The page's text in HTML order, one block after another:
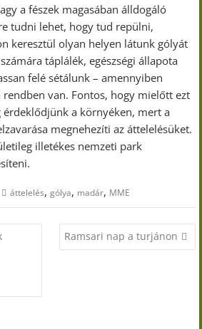
a fészek magasában álldogáló
tudni lehet, hogy tud repülni,
keresztül olyan helyen látunk gólyát
táplálék, egészségi állapota
felé sétálunk – amennyiben
van. Fontos, hogy mielőtt ezt
a környéken, mert a
megnehezíti az áttelelésüket.
illetékes nemzeti park
áttelelés,gólya, madár, MME
Ramsari nap a turjánon